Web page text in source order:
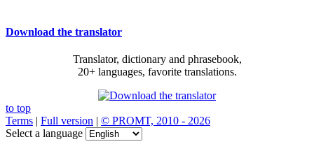
Download the translator
Translator, dictionary and phrasebook,
20+ languages, favorite translations.
to top
Terms | Full version | © PROMT, 2010 - 2026
Select a language